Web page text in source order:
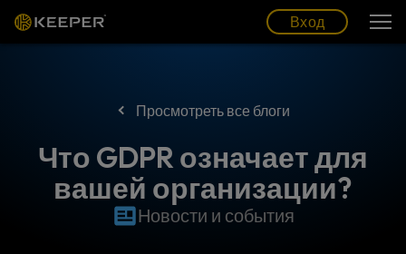
Вход
Просмотреть все блоги
Что GDPR означает для
вашей организации?
Новости и события